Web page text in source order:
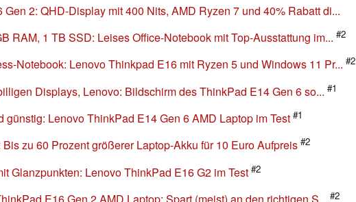
Gen 2: QHD-Display mit 400 Nits, AMD Ryzen 7 und 40% Rabatt di...
RAM, 1 TB SSD: Leises Office-Notebook mit Top-Ausstattung im... #2
Notebook: Lenovo Thinkpad E16 mit Ryzen 5 und Windows 11 Pr... #2
Displays, Lenovo: Bildschirm des ThinkPad E14 Gen 6 so... #1
günstig: Lenovo ThinkPad E14 Gen 6 AMD Laptop im Test #1
Bis zu 60 Prozent größerer Laptop-Akku für 10 Euro Aufpreis #2
Glanzpunkten: Lenovo ThinkPad E16 G2 im Test #2
#2